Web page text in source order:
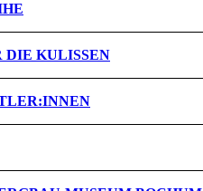
KULISSEN